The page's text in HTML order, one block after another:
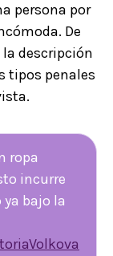
persona por
De
descripción
tipos penales
ropa
incurre
bajo la